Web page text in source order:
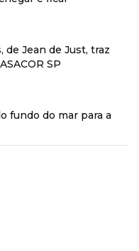
de Jean de Just, traz
SP
fundo do mar para a